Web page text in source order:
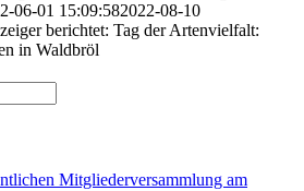
06-01 15:09:582022-08-10
berichtet: Tag der Artenvielfalt:
in Waldbröl
Mitgliederversammlung am